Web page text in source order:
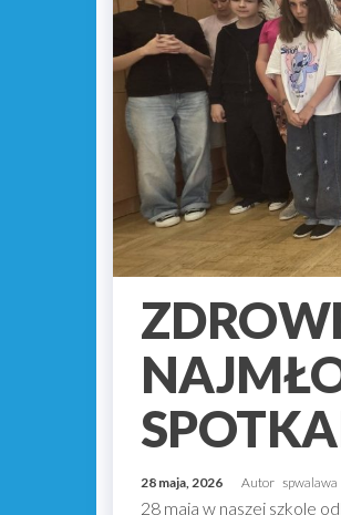
28 maja, 2026 Autor spwalawa
28 maja w naszej szkole